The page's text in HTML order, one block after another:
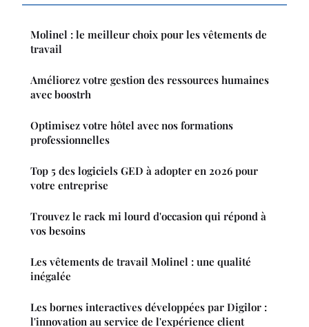
Molinel : le meilleur choix pour les vêtements de
travail
Améliorez votre gestion des ressources humaines
avec boostrh
Optimisez votre hôtel avec nos formations
professionnelles
Top 5 des logiciels GED à adopter en 2026 pour
votre entreprise
Trouvez le rack mi lourd d'occasion qui répond à
vos besoins
Les vêtements de travail Molinel : une qualité
inégalée
Les bornes interactives développées par Digilor :
l'innovation au service de l'expérience client